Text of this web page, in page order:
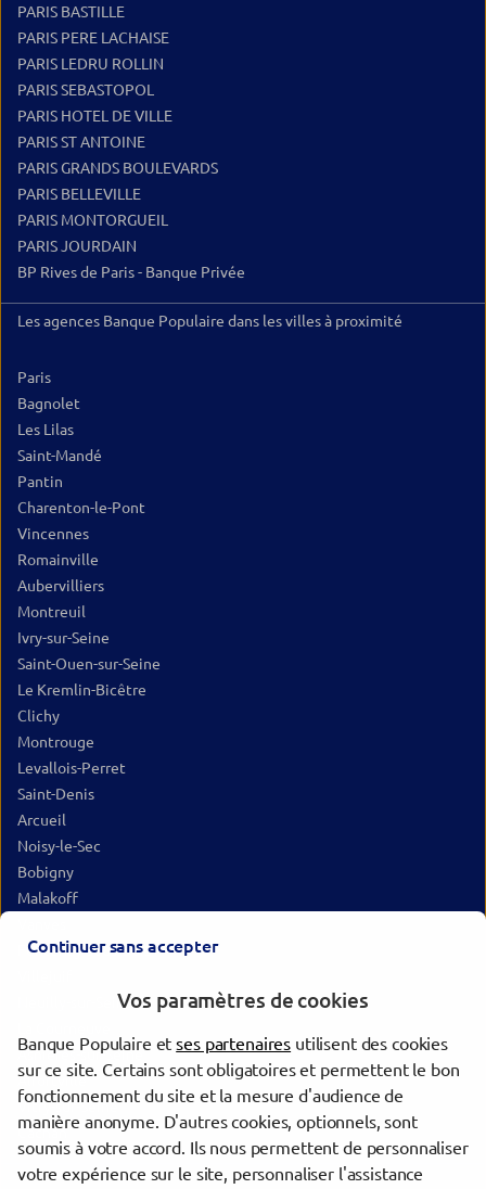
PARIS BASTILLE
PARIS PERE LACHAISE
PARIS LEDRU ROLLIN
PARIS SEBASTOPOL
PARIS HOTEL DE VILLE
PARIS ST ANTOINE
PARIS GRANDS BOULEVARDS
PARIS BELLEVILLE
PARIS MONTORGUEIL
PARIS JOURDAIN
BP Rives de Paris - Banque Privée
Les agences Banque Populaire dans les villes à proximité
Paris
Bagnolet
Les Lilas
Saint-Mandé
Pantin
Charenton-le-Pont
Vincennes
Romainville
Aubervilliers
Montreuil
Ivry-sur-Seine
Saint-Ouen-sur-Seine
Le Kremlin-Bicêtre
Clichy
Montrouge
Levallois-Perret
Saint-Denis
Arcueil
Noisy-le-Sec
Bobigny
Malakoff
Fontenay-sous-Bois
Neuilly-sur-Seine
Asnières-sur-Seine
Alfortville
Vitry-sur-Seine
Cachan
Continuer sans accepter
Vos paramètres de cookies
Banque Populaire etses partenaires utilisent des cookies
sur ce site. Certains sont obligatoires et permettent le bon
fonctionnement du site et la mesure d'audience de
manière anonyme. D'autres cookies, optionnels, sont
soumis à votre accord. Ils nous permettent de personnaliser
votre expérience sur le site, personnaliser l'assistance